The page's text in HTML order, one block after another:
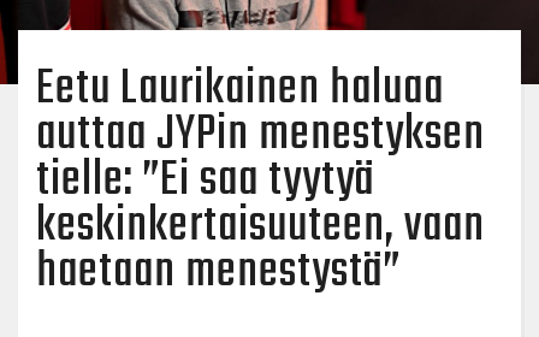
Eetu Laurikainen haluaa
auttaa JYPin menestyksen
tielle: ”Ei saa tyytyä
keskinkertaisuuteen, vaan
haetaan menestystä”